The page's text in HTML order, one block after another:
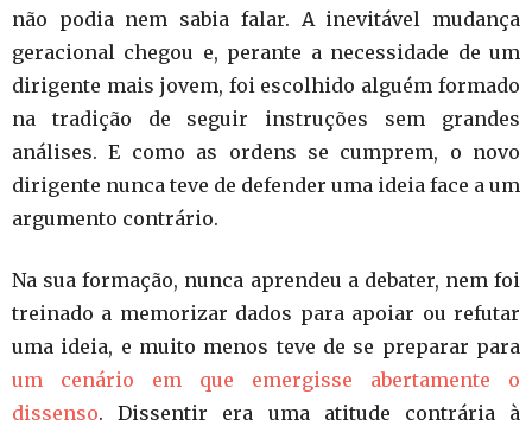
não podia nem sabia falar. A inevitável mudança
geracional chegou e, perante a necessidade de um
dirigente mais jovem, foi escolhido alguém formado
na tradição de seguir instruções sem grandes
análises. E como as ordens se cumprem, o novo
dirigente nunca teve de defender uma ideia face a um
argumento contrário.
Na sua formação, nunca aprendeu a debater, nem foi
treinado a memorizar dados para apoiar ou refutar
uma ideia, e muito menos teve de se preparar para
um cenário em que emergisse abertamente o
dissenso. Dissentir era uma atitude contrária à